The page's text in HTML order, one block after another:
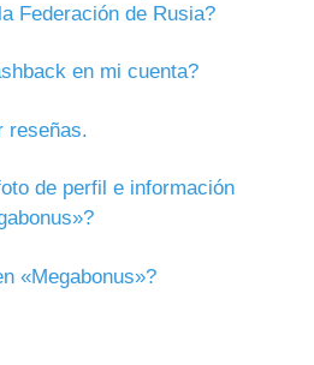
Federación de Rusia?
en mi cuenta?
reseñas.
de perfil e información
«Megabonus»?